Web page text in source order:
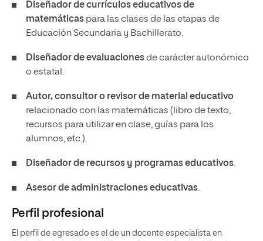
Diseñador de currículos educativos de
matemáticas para las clases de las etapas de
Educación Secundaria y Bachillerato.
Diseñador de evaluacionesde carácter autonómico
o estatal.
Autor, consultor o revisor de material educativo
relacionado con las matemáticas (libro de texto,
recursos para utilizar en clase, guías para los
alumnos, etc.).
Diseñador de recursos y programas educativos.
Asesor de administraciones educativas.
Perfil profesional
El perfil de egresado es el de un docente especialista en